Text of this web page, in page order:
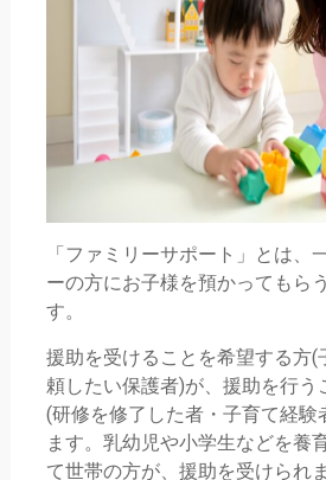
「ファミリーサポート」とは、
ーの方にお子様を預かってもら
す。
援助を受けることを希望する方(
頼したい保護者)が、援助を行う
(研修を修了した者・子育て経験
ます。乳幼児や小学生などを養
て世帯の方が、援助を受けられま